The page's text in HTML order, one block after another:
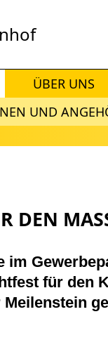
ÜBER UNS
UND
DEN
im
für den